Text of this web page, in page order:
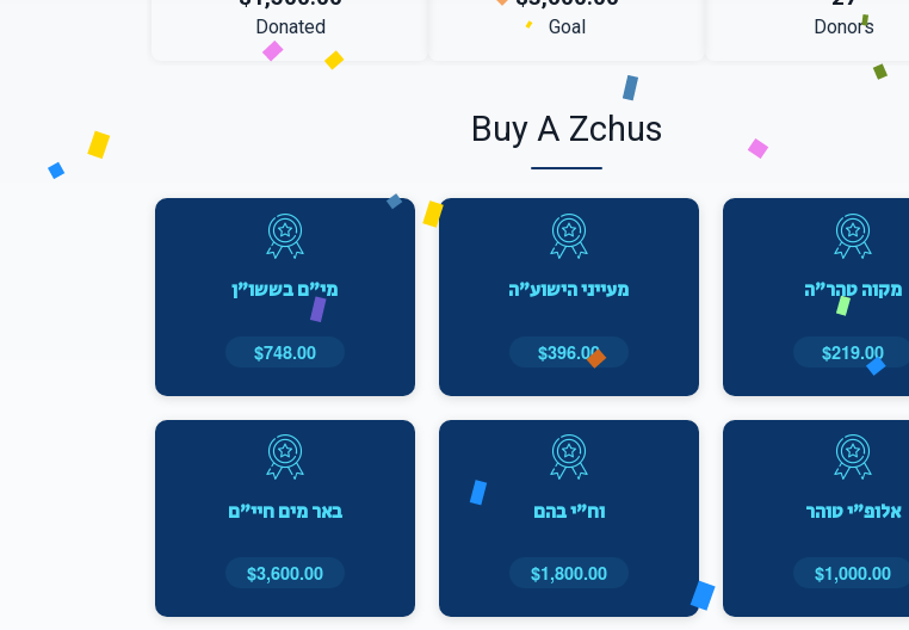
Donated Goal Donors
Buy A Zchus
מקוה טהר"ה
$219.00
מעייני הישוע"ה
$396.00
מי"ם בששו"ן
$748.00
אלופ"י טוהר
$1,000.00
וח"י בהם
$1,800.00
באר מים חיי"ם
$3,600.00